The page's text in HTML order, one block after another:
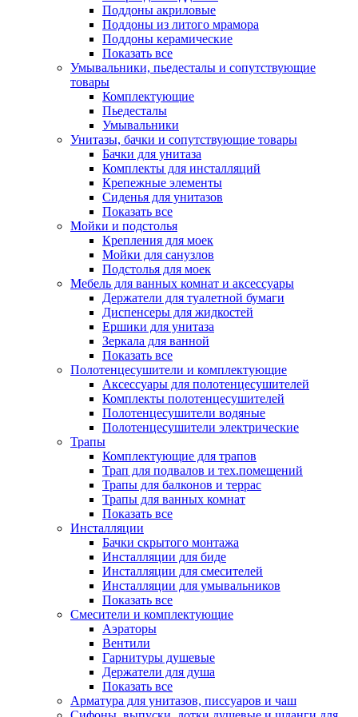
Поддоны акриловые
Поддоны из литого мрамора
Поддоны керамические
Показать все
Умывальники, пьедесталы и сопутствующие
товары
Комплектующие
Пьедесталы
Умывальники
Унитазы, бачки и сопутствующие товары
Бачки для унитаза
Комплекты для инсталляций
Крепежные элементы
Сиденья для унитазов
Показать все
Мойки и подстолья
Крепления для моек
Мойки для санузлов
Подстолья для моек
Мебель для ванных комнат и аксессуары
Держатели для туалетной бумаги
Диспенсеры для жидкостей
Ершики для унитаза
Зеркала для ванной
Показать все
Полотенцесушители и комплектующие
Аксессуары для полотенцесушителей
Комплекты полотенцесушителей
Полотенцесушители водяные
Полотенцесушители электрические
Трапы
Комплектующие для трапов
Трап для подвалов и тех.помещений
Трапы для балконов и террас
Трапы для ванных комнат
Показать все
Инсталляции
Бачки скрытого монтажа
Инсталляции для биде
Инсталляции для смесителей
Инсталляции для умывальников
Показать все
Смесители и комплектующие
Аэраторы
Вентили
Гарнитуры душевые
Держатели для душа
Показать все
Арматура для унитазов, писсуаров и чаш